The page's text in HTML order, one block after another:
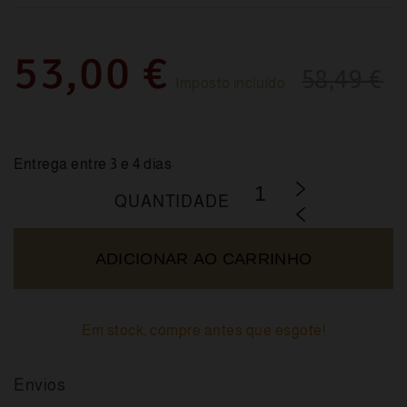
53,00 €
Entrega entre 3 e 4 dias
QUANTIDADE
ADICIONAR AO CARRINHO
Em stock, compre antes que esgote!
Envios